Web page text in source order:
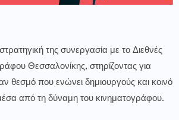
της συνεργασία με το Διεθνές
Θεσσαλονίκης, στηρίζοντας για
θεσμό που ενώνει δημιουργούς και κοινό
από τη δύναμη του κινηματογράφου.